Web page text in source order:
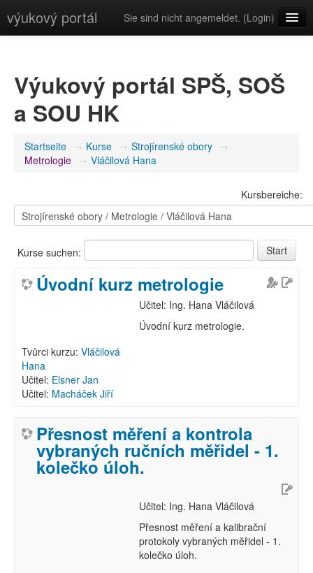
výukový portál Sie sind nicht angemeldet. (Login)
Výukový portál SPŠ, SOŠ
a SOU HK
Startseite → Kurse → Strojírenské obory →
Metrologie → Vláčilová Hana
Kursbereiche:
Kurse suchen:
Úvodní kurz metrologie
Učitel: Ing. Hana Vláčilová
Úvodní kurz metrologie.
Tvůrci kurzu: Vláčilová
Hana
Učitel: Elsner Jan
Učitel: Macháček Jiří
Přesnost měření a kontrola
vybraných ručních měřidel - 1.
kolečko úloh.
Učitel: Ing. Hana Vláčilová
Přesnost měření a kalibrační
protokoly vybraných měřidel - 1.
kolečko úloh.